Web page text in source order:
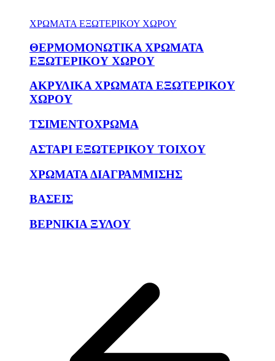
ΧΡΩΜΑΤΑ ΕΞΩΤΕΡΙΚΟΥ ΧΩΡΟΥ
ΘΕΡΜΟΜΟΝΩΤΙΚΑ ΧΡΩΜΑΤΑ
ΕΞΩΤΕΡΙΚΟΥ ΧΩΡΟΥ
ΑΚΡΥΛΙΚΑ ΧΡΩΜΑΤΑ ΕΞΩΤΕΡΙΚΟΥ
ΧΩΡΟΥ
ΤΣΙΜΕΝΤΟΧΡΩΜΑ
ΑΣΤΑΡΙ ΕΞΩΤΕΡΙΚΟΥ ΤΟΙΧΟΥ
ΧΡΩΜΑΤΑ ΔΙΑΓΡΑΜΜΙΣΗΣ
ΒΑΣΕΙΣ
ΒΕΡΝΙΚΙΑ ΞΥΛΟΥ